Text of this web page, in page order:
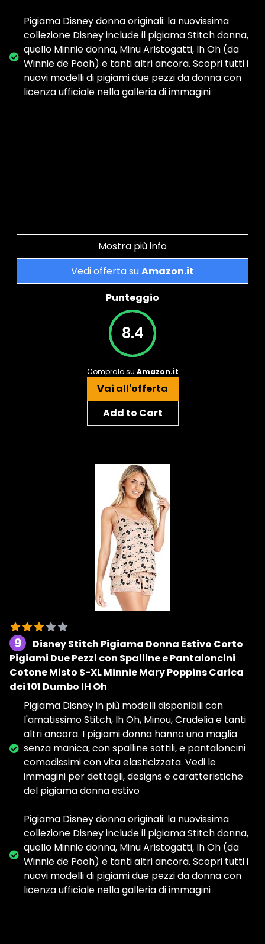
Pigiama Disney donna originali: la nuovissima
collezione Disney include il pigiama Stitch donna,
quello Minnie donna, Minu Aristogatti, Ih Oh (da
Winnie de Pooh) e tanti altri ancora. Scopri tutti i
nuovi modelli di pigiami due pezzi da donna con
licenza ufficiale nella galleria di immagini
Mostra più info
Vedi offerta suAmazon.it
Punteggio
8.4
Compralo su Amazon.it
Vai all'offerta
Add to Cart
9
Disney Stitch Pigiama Donna Estivo Corto
Pigiami Due Pezzi con Spalline e Pantaloncini
Cotone Misto S-XL Minnie Mary Poppins Carica
dei 101 Dumbo IH Oh
Pigiama Disney in più modelli disponibili con
l'amatissimo Stitch, Ih Oh, Minou, Crudelia e tanti
altri ancora. I pigiami donna hanno una maglia
senza manica, con spalline sottili, e pantaloncini
comodissimi con vita elasticizzata. Vedi le
immagini per dettagli, designs e caratteristiche
del pigiama donna estivo
Pigiama Disney donna originali: la nuovissima
collezione Disney include il pigiama Stitch donna,
quello Minnie donna, Minu Aristogatti, Ih Oh (da
Winnie de Pooh) e tanti altri ancora. Scopri tutti i
nuovi modelli di pigiami due pezzi da donna con
licenza ufficiale nella galleria di immagini